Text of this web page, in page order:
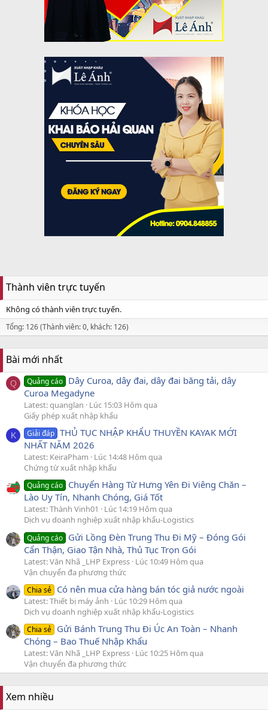
Thành viên trực tuyến
Không có thành viên trực tuyến.
Tổng: 126 (Thành viên: 0, khách: 126)
Bài mới nhất
Q Quảng cáo Dây Curoa, dây đai, dây đai băng tải, dây
Curoa Megadyne
Latest: quanglan
Lúc 15:03 Hôm qua
Giấy phép xuất nhập khẩu
K Giải đáp THỦ TỤC NHẬP KHẨU THUYỀN KAYAK MỚI
NHẤT NĂM 2026
Latest: KeiraPham
Lúc 14:48 Hôm qua
Chứng từ xuất nhập khẩu
Quảng cáo Chuyển Hàng Từ Hưng Yên Đi Viêng Chăn –
Lào Uy Tín, Nhanh Chóng, Giá Tốt
Latest: Thành Vinh01
Lúc 14:19 Hôm qua
Dịch vụ doanh nghiệp xuất nhập khẩu-Logistics
Quảng cáo Gửi Lồng Đèn Trung Thu Đi Mỹ – Đóng Gói
Cẩn Thận, Giao Tận Nhà, Thủ Tục Trọn Gói
Latest: Văn Nhã _LHP Express Lúc 10:49 Hôm qua
Vận chuyển đa phương thức
Chia sẻ Có nên mua cửa hàng bán tóc giả nước ngoài
Latest: Thiết bị máy ảnh
Lúc 10:29 Hôm qua
Dịch vụ doanh nghiệp xuất nhập khẩu-Logistics
Chia sẻ Gửi Bánh Trung Thu Đi Úc An Toàn – Nhanh
Chóng – Bao Thuế Nhập Khẩu
Latest: Văn Nhã _LHP Express Lúc 10:25 Hôm qua
Vận chuyển đa phương thức
Xem nhiều